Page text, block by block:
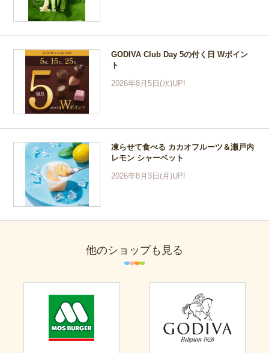
GODIVA Club Day 5の付く日 Wポイン
ト
2026年8月5日(水)UP!
凍らせて食べる カカオフルーツ＆瀬戸内
レモン シャーベット
2026年8月3日(月)UP!
他のショップも見る